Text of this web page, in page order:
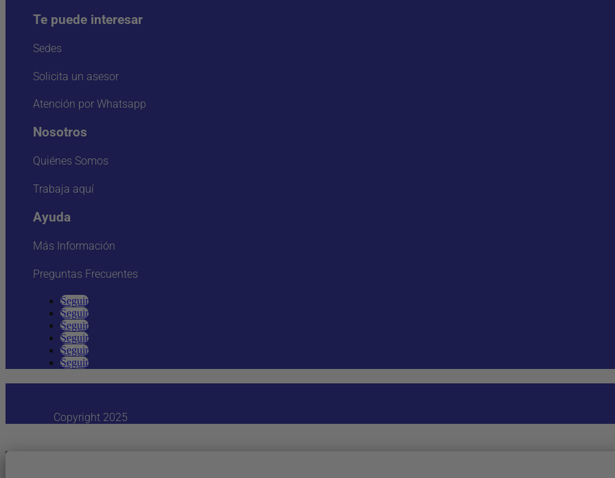
Te puede interesar
Sedes
Solicita un asesor
Atención por Whatsapp
Nosotros
Quiénes Somos
Trabaja aquí
Ayuda
Más Información
Preguntas Frecuentes
Seguir
Seguir
Seguir
Seguir
Seguir
Seguir
Copyright 2025